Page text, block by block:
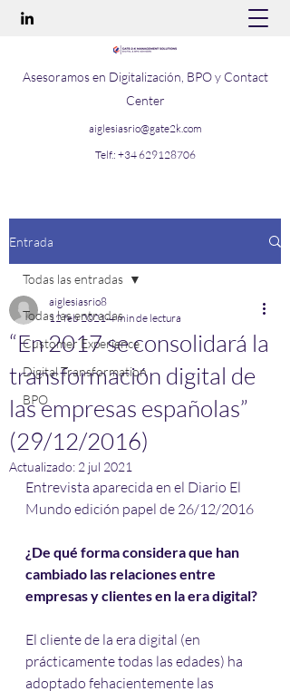
Asesoramos en Digitalización, BPO y Contact
Center
aiglesiasrio@gate2k.com
Telf.: +34 629128706
Entrada
Todas las entradas
Customer Experience
Digital Transformation
BPO
Todas las entradas
“En 2017 se consolidará la
transformación digital de
las empresas españolas”
(29/12/2016)
aiglesiasrio8
12 feb 2021 4 min de lectura
Actualizado: 2 jul 2021
Entrevista aparecida en el Diario El
Mundo edición papel de 26/12/2016
¿De qué forma considera que han
cambiado las relaciones entre
empresas y clientes en la era digital?
El cliente de la era digital (en
prácticamente todas las edades) ha
adoptado fehacientemente las